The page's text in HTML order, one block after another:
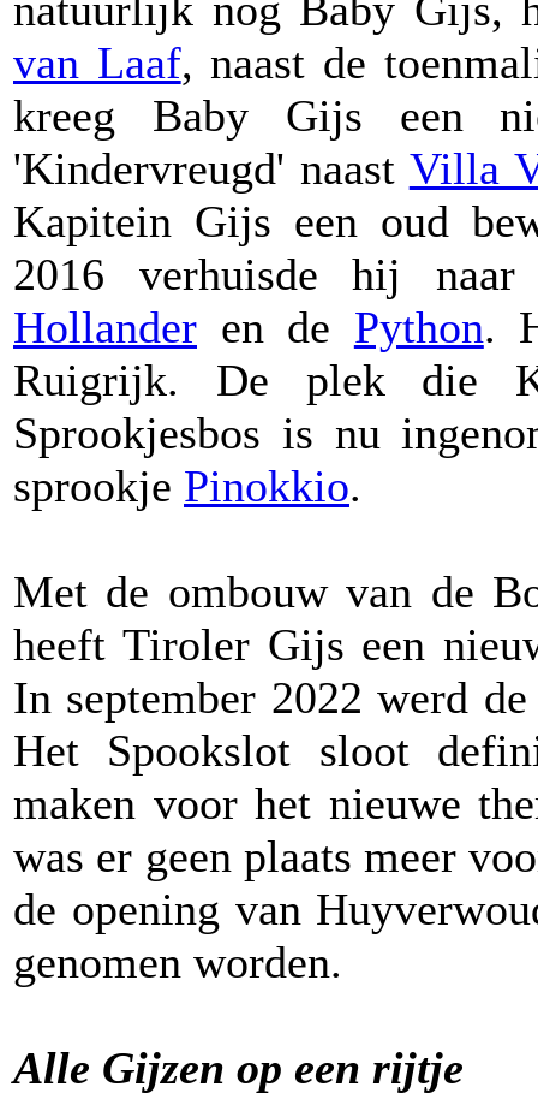
van Laaf, naast de
kreeg Baby Gijs een
'Kindervreugd' naast Villa
Kapitein Gijs een oud
2016 verhuisde hij
Hollander en de Python.
Ruigrijk. De plek die
Sprookjesbos is nu
sprookje Pinokkio.
Met de ombouw van de
heeft Tiroler Gijs een
In september 2022 werd
Het Spookslot sloot
maken voor het nieuwe
was er geen plaats meer
de opening van
genomen worden.
Alle Gijzen op een rijtje